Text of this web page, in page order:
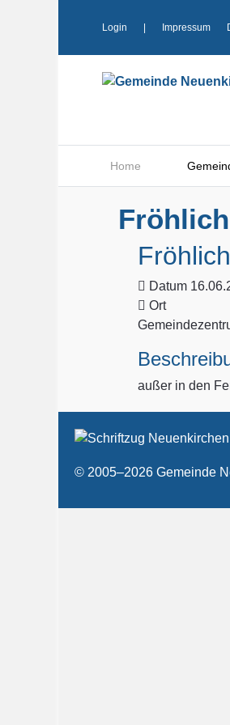
Login Impressum
Home
Datum
Ort
außer in den
© 2005–2026 Gemeinde